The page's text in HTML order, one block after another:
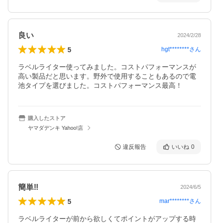
良い 2024/2/28
5 hgt********さん
ラベルライター使ってみました。コストパフォーマンスが
高い製品だと思います。野外で使用することもあるので電
池タイプを選びました。コストパフォーマンス最高！
購入したストア
ヤマダデンキ Yahoo!店
違反報告 いいね 0
簡単‼️ 2024/6/5
5 mar********さん
ラベルライターが前から欲しくてポイントがアップする時